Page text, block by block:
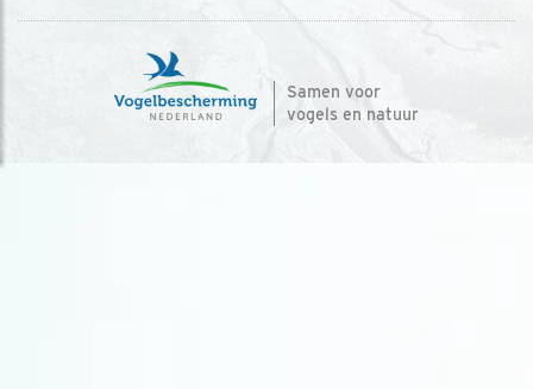
Samen voor
vogels en natuur